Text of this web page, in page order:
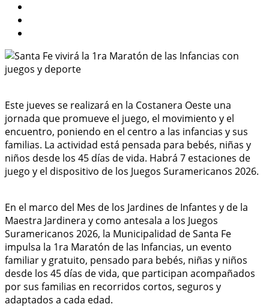
Este jueves se realizará en la Costanera Oeste una
jornada que promueve el juego, el movimiento y el
encuentro, poniendo en el centro a las infancias y sus
familias. La actividad está pensada para bebés, niñas y
niños desde los 45 días de vida. Habrá 7 estaciones de
juego y el dispositivo de los Juegos Suramericanos 2026.
En el marco del Mes de los Jardines de Infantes y de la
Maestra Jardinera y como antesala a los Juegos
Suramericanos 2026, la Municipalidad de Santa Fe
impulsa la 1ra Maratón de las Infancias, un evento
familiar y gratuito, pensado para bebés, niñas y niños
desde los 45 días de vida, que participan acompañados
por sus familias en recorridos cortos, seguros y
adaptados a cada edad.